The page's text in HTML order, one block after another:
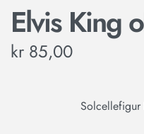
Elvis King
kr 85,00
Solcellefigur